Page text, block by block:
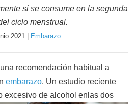
si se consume en la segunda
ciclo menstrual.
2021 | Embarazo
recomendación habitual a
embarazo. Un estudio reciente
excesivo de alcohol en las dos